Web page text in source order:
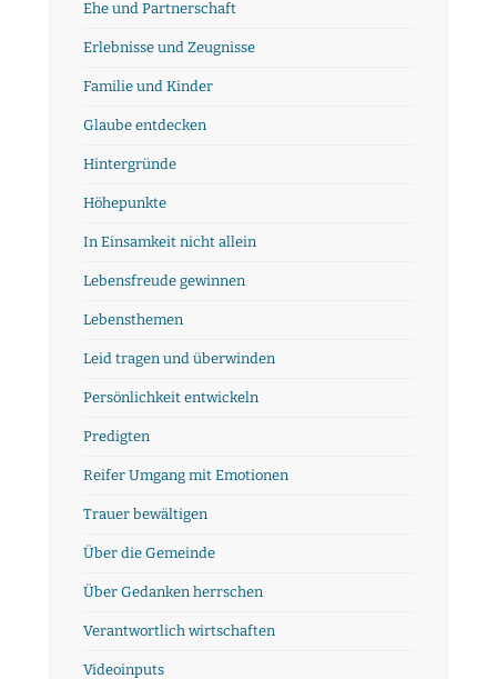
Ehe und Partnerschaft
Erlebnisse und Zeugnisse
Familie und Kinder
Glaube entdecken
Hintergründe
Höhepunkte
In Einsamkeit nicht allein
Lebensfreude gewinnen
Lebensthemen
Leid tragen und überwinden
Persönlichkeit entwickeln
Predigten
Reifer Umgang mit Emotionen
Trauer bewältigen
Über die Gemeinde
Über Gedanken herrschen
Verantwortlich wirtschaften
Videoinputs